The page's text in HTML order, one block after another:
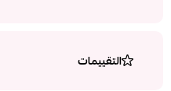
التقييمات